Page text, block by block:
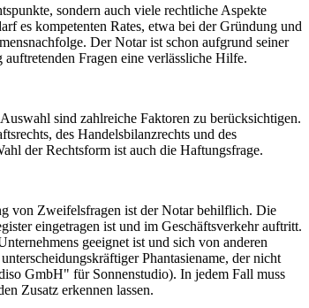
sondern auch viele rechtliche Aspekte
es kompetenten Rates, etwa bei der Gründung und
Der Notar ist schon aufgrund seiner
Fragen eine verlässliche Hilfe.
sind zahlreiche Faktoren zu berücksichtigen.
des Handelsbilanzrechts und des
der Rechtsform ist auch die Haftungsfrage.
von Zweifelsfragen ist der Notar behilflich. Die
eingetragen ist und im Geschäftsverkehr auftritt.
geeignet ist und sich von anderen
Phantasiename, der nicht
GmbH" für Sonnenstudio). In jedem Fall muss
Zusatz erkennen lassen.